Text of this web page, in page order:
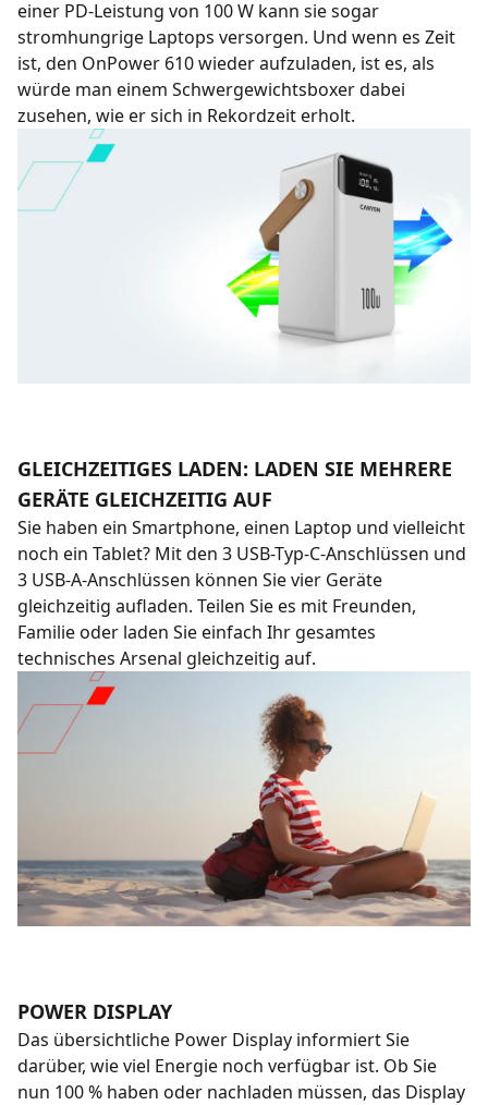
einer PD-Leistung von 100 W kann sie sogar
stromhungrige Laptops versorgen. Und wenn es Zeit
ist, den OnPower 610 wieder aufzuladen, ist es, als
würde man einem Schwergewichtsboxer dabei
zusehen, wie er sich in Rekordzeit erholt.
GLEICHZEITIGES LADEN: LADEN SIE MEHRERE
GERÄTE GLEICHZEITIG AUF
Sie haben ein Smartphone, einen Laptop und vielleicht
noch ein Tablet? Mit den 3 USB-Typ-C-Anschlüssen und
3 USB-A-Anschlüssen können Sie vier Geräte
gleichzeitig aufladen. Teilen Sie es mit Freunden,
Familie oder laden Sie einfach Ihr gesamtes
technisches Arsenal gleichzeitig auf.
POWER DISPLAY
Das übersichtliche Power Display informiert Sie
darüber, wie viel Energie noch verfügbar ist. Ob Sie
nun 100 % haben oder nachladen müssen, das Display